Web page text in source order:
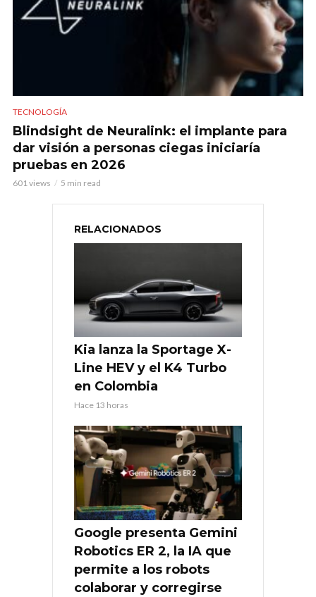
TECNOLOGÍA
Blindsight de Neuralink: el implante para
dar visión a personas ciegas iniciaría
pruebas en 2026
601 views 5 min read
RELACIONADOS
Kia lanza la Sportage X-
Line HEV y el K4 Turbo
en Colombia
Hace 13 horas
Google presenta Gemini
Robotics ER 2, la IA que
permite a los robots
colaborar y corregirse